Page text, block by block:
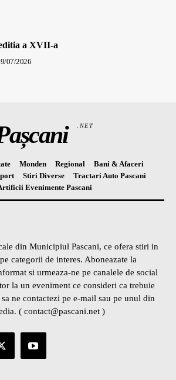
a XVII-a
07/2026
.NET
Monden Regional
Bani & Afaceri
Stiri Diverse
Tractari Auto Pascani
Evenimente Pascani
din Municipiul Pascani, ce ofera stiri in
categorii de interes. Aboneazate la
si urmeaza-ne pe canalele de social
la un eveniment ce consideri ca trebuie
ne contactezi pe e-mail sau pe unul din
( contact@pascani.net )